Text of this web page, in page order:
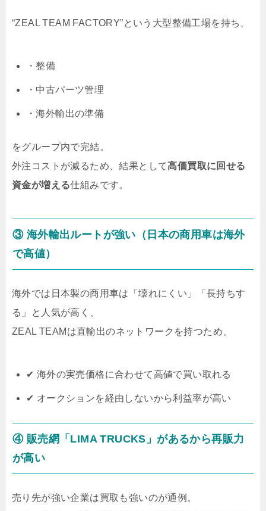
“ZEAL TEAM FACTORY”という大型整備工場を持ち、
・整備
・中古パーツ管理
・海外輸出の準備
をグループ内で完結。
外注コストが減るため、結果として高価買取に回せる
資金が増える仕組みです。
③ 海外輸出ルートが強い（日本の商用車は海外
で高値）
海外では日本製の商用車は「壊れにくい」「長持ちす
る」と人気が高く、
ZEAL TEAMは直輸出のネットワークを持つため、
✔ 海外の実売価格に合わせて高値で買い取れる
✔ オークションを経由しないから利益率が高い
④ 販売網「LIMA TRUCKS」があるから再販力
が高い
売り先が強い企業は買取も強いのが通例。